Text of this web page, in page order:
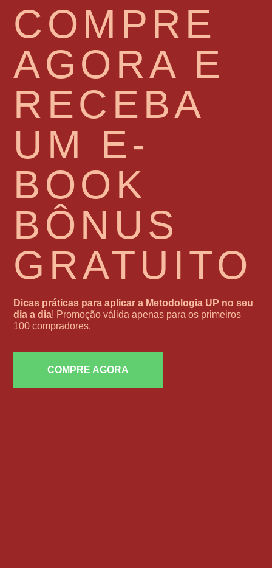
COMPRE
AGORA E
RECEBA
UM E-
BOOK
BÔNUS
GRATUITO
Dicas práticas para aplicar a Metodologia UP no seu
dia a dia! Promoção válida apenas para os primeiros
100 compradores.
COMPRE AGORA